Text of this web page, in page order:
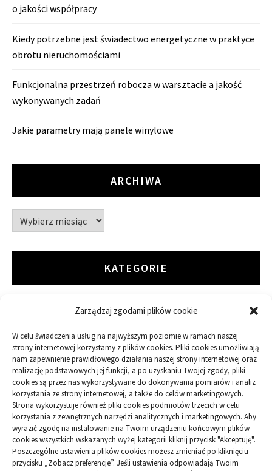
Zarządzaj zgodami plików cookie
W celu świadczenia usług na najwyższym poziomie w ramach naszej
strony internetowej korzystamy z plików cookies. Pliki cookies umożliwiają
nam zapewnienie prawidłowego działania naszej strony internetowej oraz
realizację podstawowych jej funkcji, a po uzyskaniu Twojej zgody, pliki
cookies są przez nas wykorzystywane do dokonywania pomiarów i analiz
korzystania ze strony internetowej, a także do celów marketingowych.
Strona wykorzystuje również pliki cookies podmiotów trzecich w celu
korzystania z zewnętrznych narzędzi analitycznych i marketingowych. Aby
wyrazić zgodę na instalowanie na Twoim urządzeniu końcowym plików
cookies wszystkich wskazanych wyżej kategorii kliknij przycisk "Akceptuję".
Poszczególne ustawienia plików cookies możesz zmieniać po kliknięciu
przycisku „Zobacz preferencje”. Jeśli ustawienia odpowiadają Twoim
o jakości współpracy
Kiedy potrzebne jest świadectwo energetyczne w praktyce
obrotu nieruchomościami
Funkcjonalna przestrzeń robocza w warsztacie a jakość
wykonywanych zadań
Jakie parametry mają panele winylowe
ARCHIWA
Archiwa
KATEGORIE
ARTYKUŁ SPONSOROWANY
Budowa
Dom
Ogród
Przemysł